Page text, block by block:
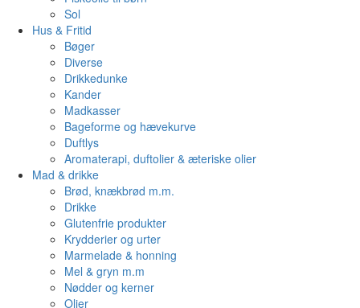
Sol
Hus & Fritid
Bøger
Diverse
Drikkedunke
Kander
Madkasser
Bageforme og hævekurve
Duftlys
Aromaterapi, duftolier & æteriske olier
Mad & drikke
Brød, knækbrød m.m.
Drikke
Glutenfrie produkter
Krydderier og urter
Marmelade & honning
Mel & gryn m.m
Nødder og kerner
Olier